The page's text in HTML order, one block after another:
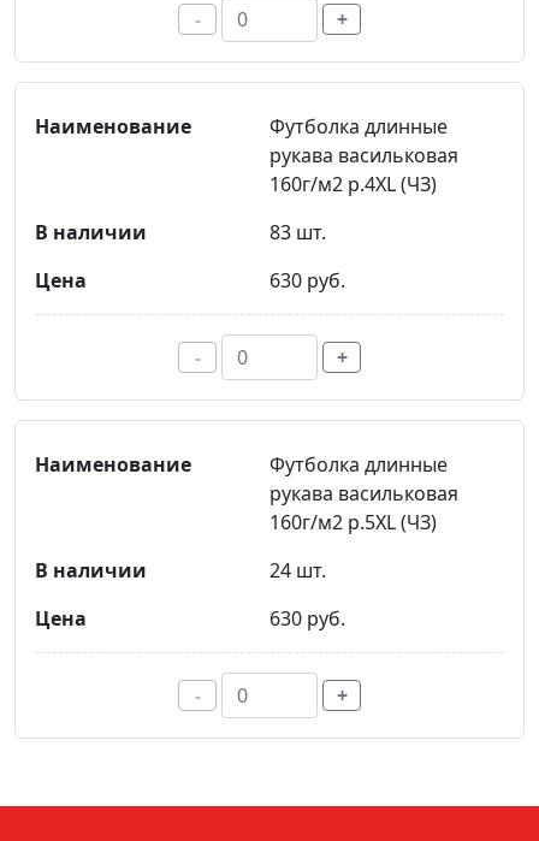
- +
Футболка длинные
рукава васильковая
160г/м2 р.4XL (ЧЗ)
83 шт.
630 руб.
- +
Футболка длинные
рукава васильковая
160г/м2 р.5XL (ЧЗ)
24 шт.
630 руб.
- +